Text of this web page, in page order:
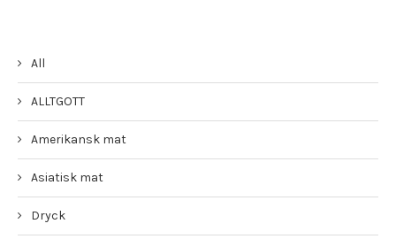
All
ALLTGOTT
Amerikansk mat
Asiatisk mat
Dryck